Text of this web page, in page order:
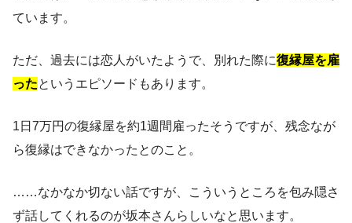
ています。
ただ、過去には恋人がいたようで、別れた際に復縁屋を雇
ったというエピソードもあります。
1日7万円の復縁屋を約1週間雇ったそうですが、残念なが
ら復縁はできなかったとのこと。
……なかなか切ない話ですが、こういうところを包み隠さ
ず話してくれるのが坂本さんらしいなと思います。